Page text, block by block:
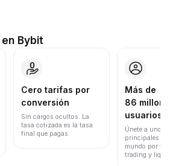
Bybit
Cero tarifas por
conversión
Sin cargos ocultos. La
tasa cotizada es la tasa
final que pagas.
Más de
86
usuarios
Únete a uno
principales
mundo por
trading y